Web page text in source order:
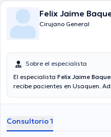
Felix Jaime
Cirujano General
Sobre el especialista
El especialista Felix Jaime
recibe pacientes en Usaquen.
especialidad. El Dr. tiene varios
miembro de diversas
Garcia ha colaborado en
Consultorio 1